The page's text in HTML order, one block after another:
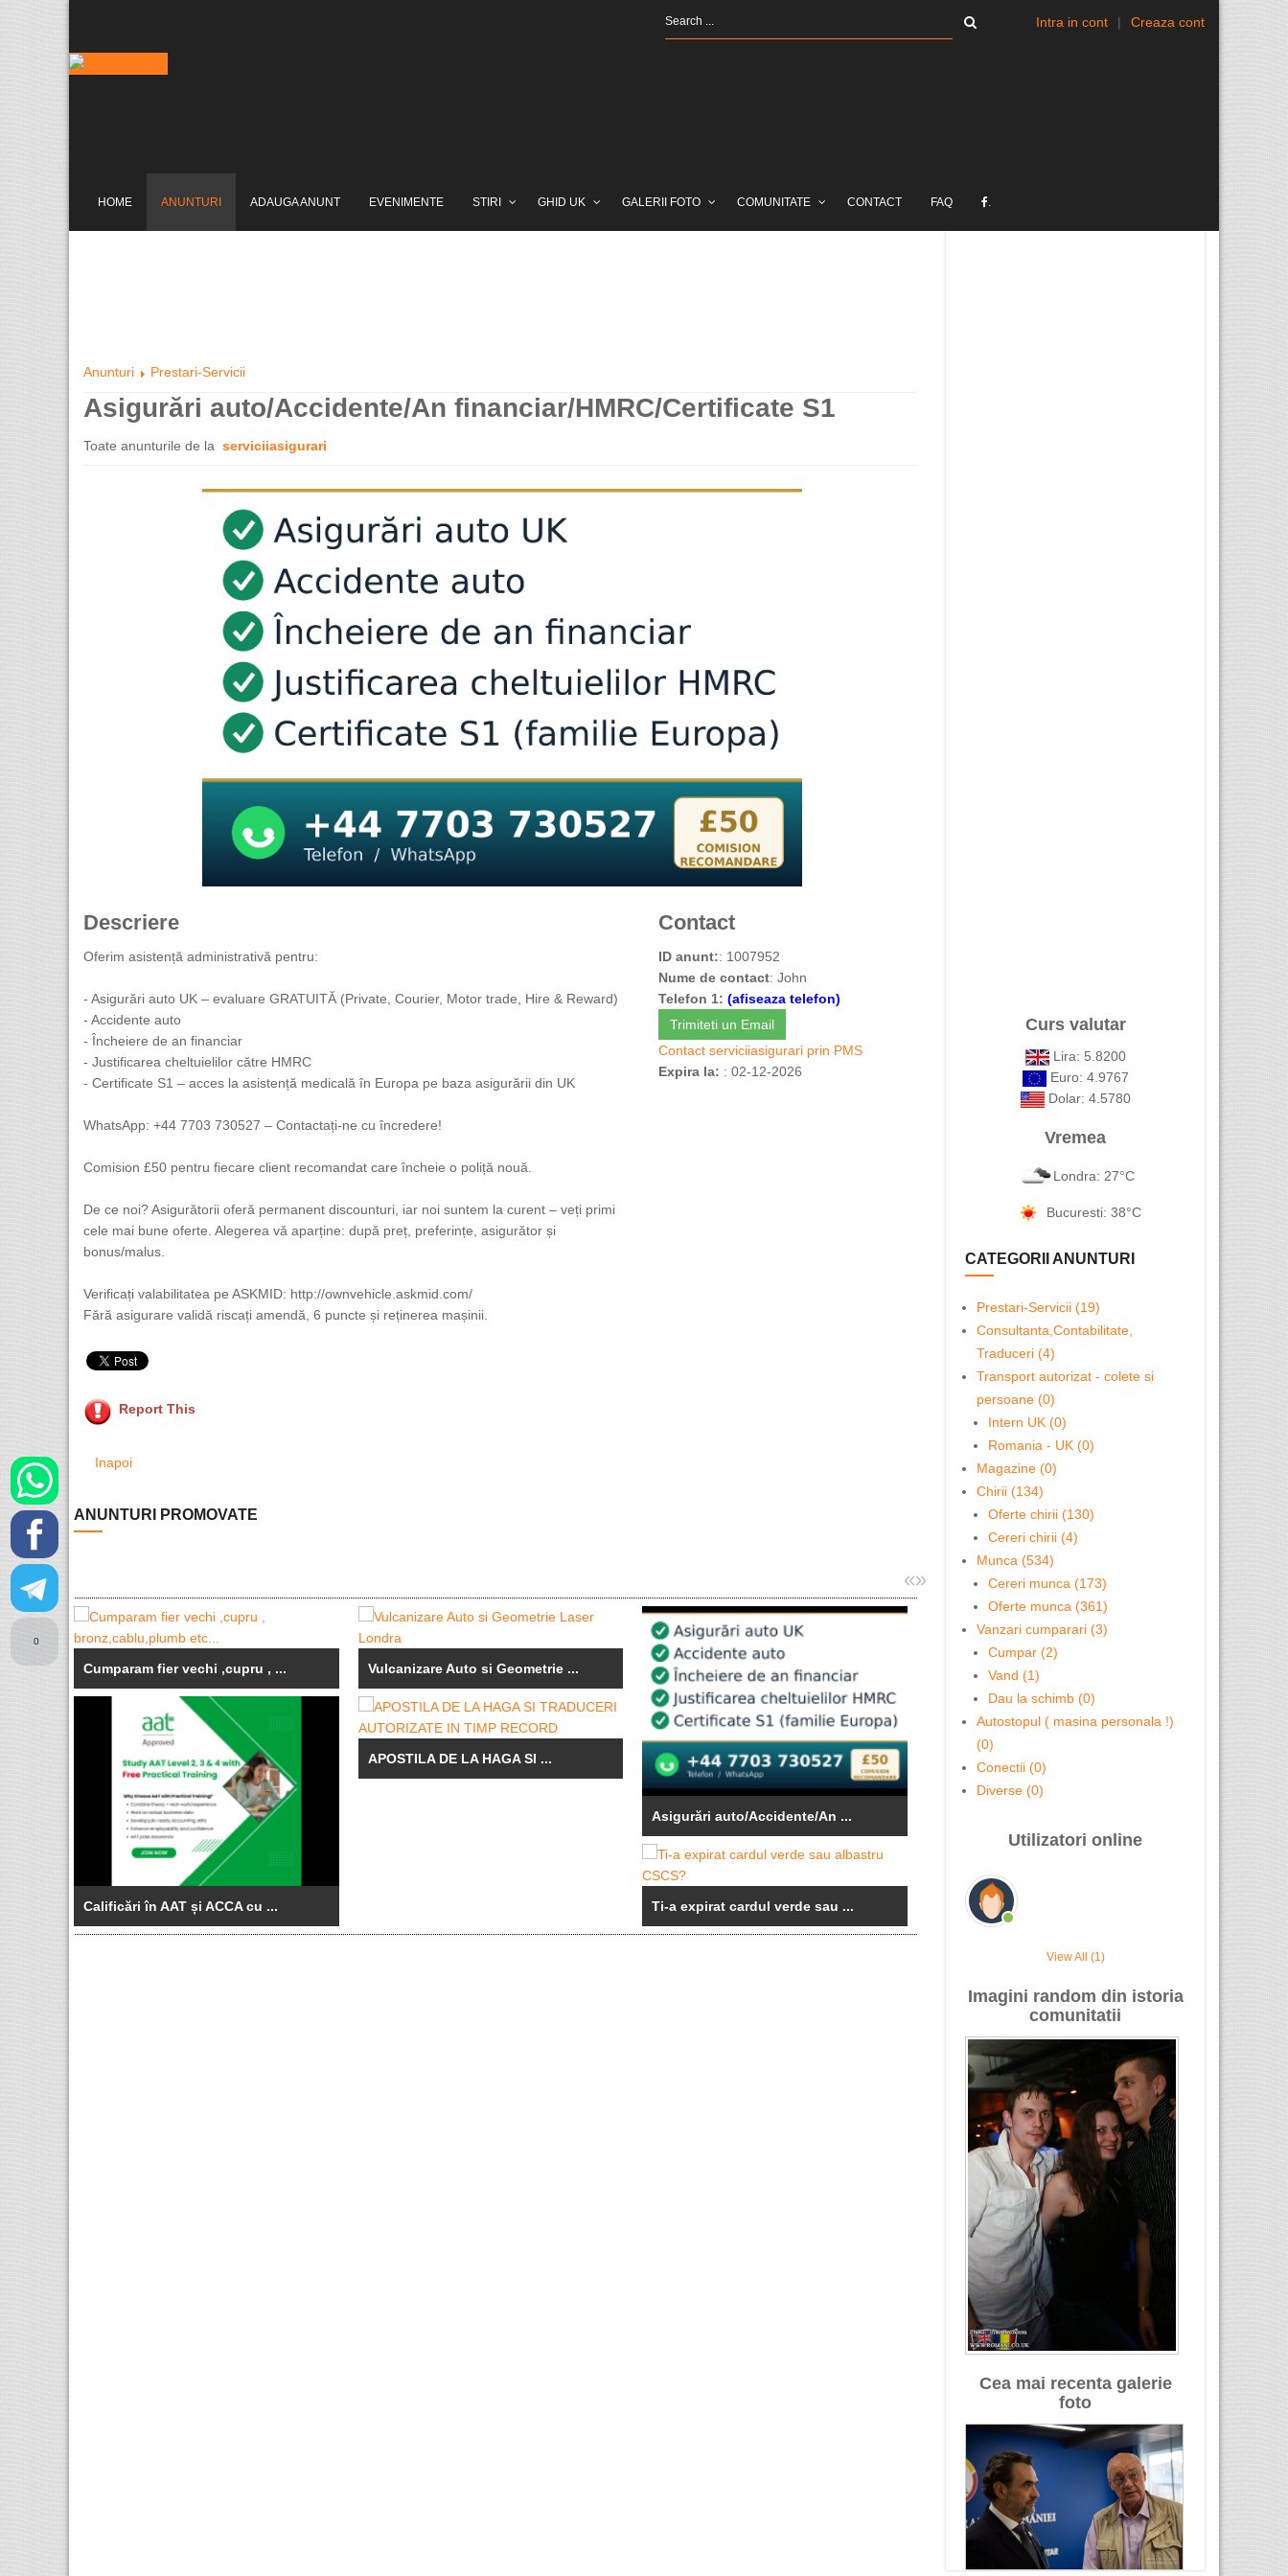
Intra in cont | Creaza cont
HOME ANUNTURI ADAUGA ANUNT EVENIMENTE STIRI GHID UK GALERII FOTO COMUNITATE CONTACT FAQ .
Anunturi Prestari-Servicii
Asigurări auto/Accidente/An financiar/HMRC/Certificate S1
Toate anunturile de la serviciiasigurari
Descriere
Oferim asistență administrativă pentru:
- Asigurări auto UK – evaluare GRATUITĂ (Private, Courier, Motor trade, Hire & Reward)
- Accidente auto
- Încheiere de an financiar
- Justificarea cheltuielilor către HMRC
- Certificate S1 – acces la asistență medicală în Europa pe baza asigurării din UK
WhatsApp: +44 7703 730527 – Contactați-ne cu încredere!
Comision £50 pentru fiecare client recomandat care încheie o poliță nouă.
De ce noi? Asigurătorii oferă permanent discounturi, iar noi suntem la curent – veți primi
cele mai bune oferte. Alegerea vă aparține: după preț, preferințe, asigurător și
bonus/malus.
Verificați valabilitatea pe ASKMID: http://ownvehicle.askmid.com/
Fără asigurare validă riscați amendă, 6 puncte și reținerea mașinii.
Contact
ID anunt:: 1007952
Nume de contact: John
Telefon 1: (afiseaza telefon)
Trimiteti un Email
Contact serviciiasigurari prin PMS
Expira la: : 02-12-2026
Report This
0
Inapoi
ANUNTURI PROMOVATE
«»
Cumparam fier vechi ,cupru , ...
Calificări în AAT și ACCA cu ...
Vulcanizare Auto si Geometrie ...
APOSTILA DE LA HAGA SI ...
Asigurări auto/Accidente/An ...
Ti-a expirat cardul verde sau ...
Centru de formare, evaluare ...
Vopsitorie Auto in Londra
Curs valutar
Lira: 5.8200
Euro: 4.9767
Dolar: 4.5780
Vremea
Londra: 27°C
Bucuresti: 38°C
CATEGORII ANUNTURI
Prestari-Servicii (19)
Consultanta,Contabilitate,
Traduceri (4)
Transport autorizat - colete si
persoane (0)
Intern UK (0)
Romania - UK (0)
Magazine (0)
Chirii (134)
Oferte chirii (130)
Cereri chirii (4)
Munca (534)
Cereri munca (173)
Oferte munca (361)
Vanzari cumparari (3)
Cumpar (2)
Vand (1)
Dau la schimb (0)
Autostopul ( masina personala !)
(0)
Conectii (0)
Diverse (0)
Utilizatori online
View All (1)
Imagini random din istoria
comunitatii
Cea mai recenta galerie
foto